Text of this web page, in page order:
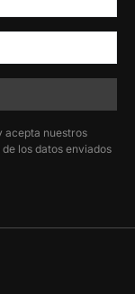
acepta nuestros
los datos enviados